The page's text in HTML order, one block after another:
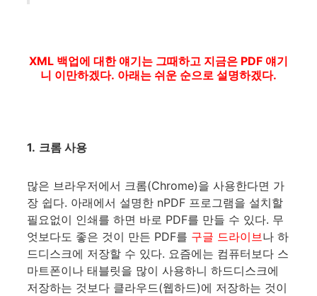
XML 백업에 대한 얘기는 그때하고 지금은 PDF 얘기
니 이만하겠다. 아래는 쉬운 순으로 설명하겠다.
1. 크롬 사용
많은 브라우저에서 크롬(Chrome)을 사용한다면 가
장 쉽다. 아래에서 설명한 nPDF 프로그램을 설치할
필요없이 인쇄를 하면 바로 PDF를 만들 수 있다. 무
엇보다도 좋은 것이 만든 PDF를 구글 드라이브 나 하
드디스크에 저장할 수 있다. 요즘에는 컴퓨터보다 스
마트폰이나 태블릿을 많이 사용하니 하드디스크에
저장하는 것보다 클라우드(웹하드)에 저장하는 것이